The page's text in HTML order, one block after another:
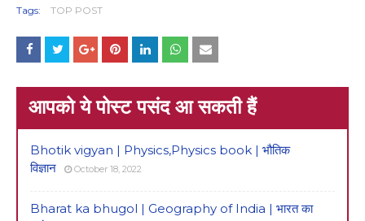
Tags: TOP POST
आपको ये पोस्ट पसंद आ सकती हैं
Bhotik vigyan | Physics,Physics book | भौतिक
विज्ञान
October 18, 2022
Bharat ka bhugol | Geography of India | भारत का